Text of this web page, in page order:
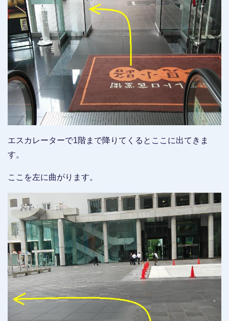
エスカレーターで1階まで降りてくるとここに出てきま
す。
ここを左に曲がります。